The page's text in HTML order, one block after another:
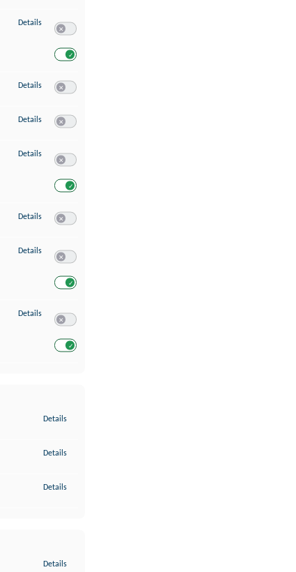
Details zu Verwendung reduzierter Daten zur Auswahl von Werbeanzeigen
Details zu Erstellung von Profilen für personalisierte Werbung
Details zu Verwendung von Profilen zur Auswahl personalisierter Werbung
Details zu Messung der Werbeleistung
Details zu Messung der Performance von Inhalten
Details zu Analyse von Zielgruppen durch Statistiken oder Kombinationen von
Details zu Entwicklung und Verbesserung der Angebote
Details
Details
Details
Details